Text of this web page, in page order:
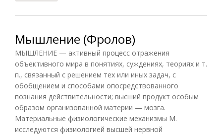
Мышление (Фролов)
МЫШЛЕНИЕ — активный процесс отражения
объективного мира в понятиях, суждениях, теориях и т.
п., связанный с решением тех или иных задач, с
обобщением и способами опосредствованного
познания действительности; высший продукт особым
образом организованной материи — мозга.
Материальные физиологические механизмы М.
исследуются физиологией высшей нервной